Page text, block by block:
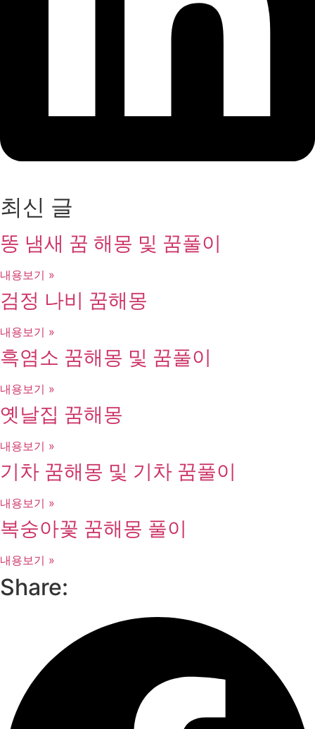
최신 글
똥 냄새 꿈 해몽 및 꿈풀이
내용보기 »
검정 나비 꿈해몽
내용보기 »
흑염소 꿈해몽 및 꿈풀이
내용보기 »
옛날집 꿈해몽
내용보기 »
기차 꿈해몽 및 기차 꿈풀이
내용보기 »
복숭아꽃 꿈해몽 풀이
내용보기 »
Share: